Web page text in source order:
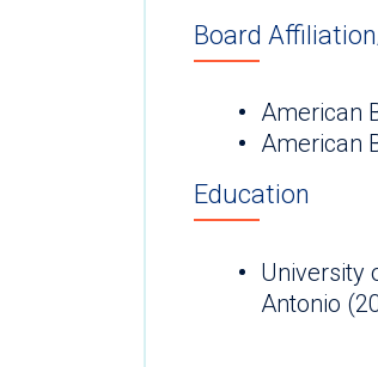
Board
American
American
Education
University
Antonio